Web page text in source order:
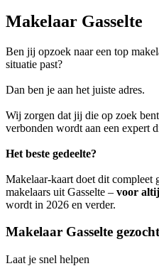
Makelaar Gasselte
Ben jij opzoek naar een top
situatie past?
Dan ben je aan het juiste adres.
Wij zorgen dat jij die op zoek
verbonden wordt aan een expert
Het beste gedeelte?
Makelaar-kaart doet dit
makelaars uit Gasselte – voor
wordt in 2026 en verder.
Makelaar Gasselte
Laat je snel helpen